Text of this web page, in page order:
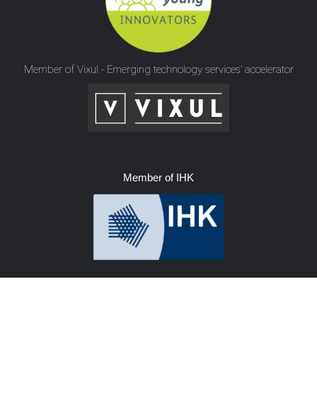
Member of Vixul - Emerging technology services’ accelerator
Member of IHK